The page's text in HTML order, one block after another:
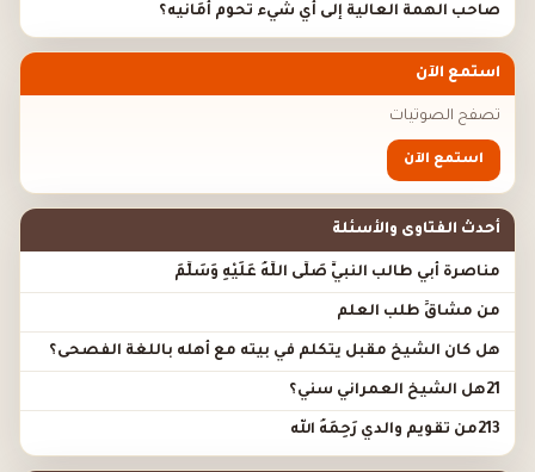
صاحب الهمة العالية إلى أي شيء تحوم أَمَانيه؟
استمع الآن
تصفح الصوتيات
استمع الآن
أحدث الفتاوى والأسئلة
مناصرة أبي طالب النبيَّ صَلَّى اللَّهُ عَلَيْهِ وَسَلَّمَ
من مشاقِّ طلب العلم
هل كان الشيخ مقبل يتكلم في بيته مع أهله باللغة الفصحى؟
21هل الشيخ العمراني سني؟
213من تقويم والدي رَحِمَهُ الله